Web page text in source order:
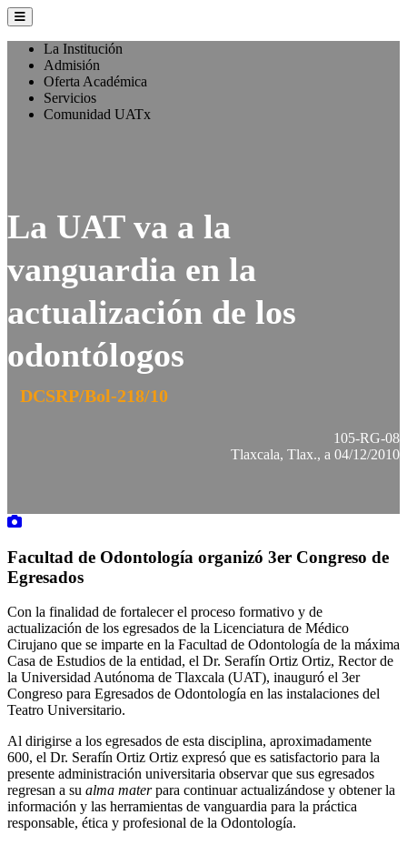
La Institución
Admisión
Oferta Académica
Servicios
Comunidad UATx
La UAT va a la
vanguardia en la
actualización de los
odontólogos
DCSRP/Bol-218/10
105-RG-08
Tlaxcala, Tlax., a 04/12/2010
Facultad de Odontología organizó 3er Congreso de
Egresados
Con la finalidad de fortalecer el proceso formativo y de
actualización de los egresados de la Licenciatura de Médico
Cirujano que se imparte en la Facultad de Odontología de la máxima
Casa de Estudios de la entidad, el Dr. Serafín Ortiz Ortiz, Rector de
la Universidad Autónoma de Tlaxcala (UAT), inauguró el 3er
Congreso para Egresados de Odontología en las instalaciones del
Teatro Universitario.
Al dirigirse a los egresados de esta disciplina, aproximadamente
600, el Dr. Serafín Ortiz Ortiz expresó que es satisfactorio para la
presente administración universitaria observar que sus egresados
regresan a su alma materpara continuar actualizándose y obtener la
información y las herramientas de vanguardia para la práctica
responsable, ética y profesional de la Odontología.